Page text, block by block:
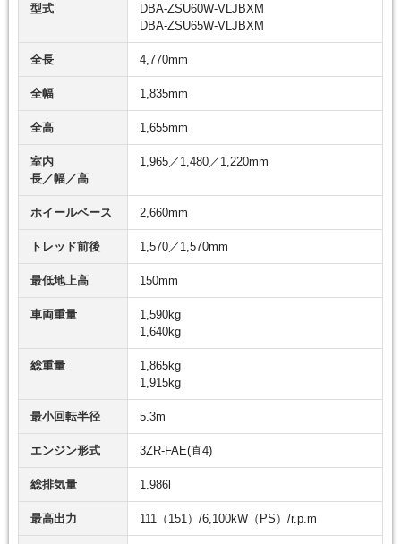
型式
DBA-ZSU60W-VLJBXM
DBA-ZSU65W-VLJBXM
全長 4,770mm
全幅 1,835mm
全高 1,655mm
室内
長／幅／高
1,965／1,480／1,220mm
ホイールベース 2,660mm
トレッド前後 1,570／1,570mm
最低地上高 150mm
車両重量
1,590kg
1,640kg
総重量
1,865kg
1,915kg
最小回転半径 5.3m
エンジン形式 3ZR-FAE(直4)
総排気量 1.986l
最高出力 111（151）/6,100kW（PS）/r.p.m